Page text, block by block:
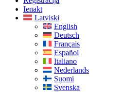
Ienākt
Latviski
English
Deutsch
Français
Español
Italiano
Nederlands
Suomi
Svenska